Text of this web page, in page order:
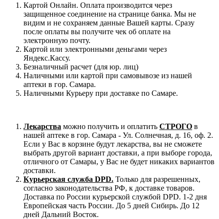
Картой Онлайн. Оплата производится через
защищенное соединение на странице банка. Мы не
видим и не сохраняем данные Вашей карты. Сразу
после оплаты вы получите чек об оплате на
электронную почту.
Картой или электронными деньгами через
Яндекс.Кассу.
Безналичный расчет (для юр. лиц)
Наличными или картой при самовывозе из нашей
аптеки в гор. Самара.
Наличными Курьеру при доставке по Самаре.
Лекарства можно получить и оплатить СТРОГО в
нашей аптеке в гор. Самара - Ул. Солнечная, д. 16, оф. 2.
Если у Вас в корзине будут лекарства, вы не сможете
выбрать другой вариант доставки, а при выборе города,
отличного от Самары, у Вас не будет никаких вариантов
доставки.
Курьерская служба DPD. Только для разрешенных,
согласно законодательства РФ, к доставке товаров.
Доставка по России курьерской службой DPD. 1-2 дня
Европейская часть России. До 5 дней Сибирь. До 12
дней Дальний Восток.